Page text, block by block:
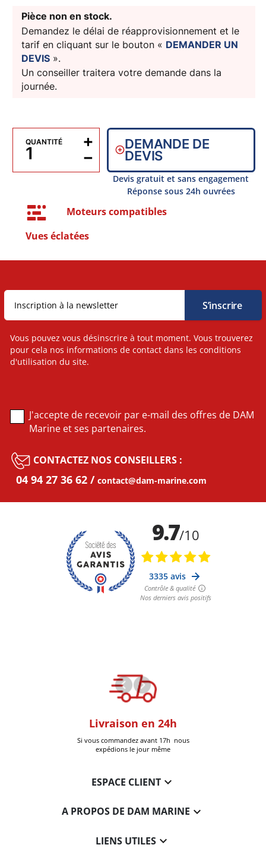
Pièce non en stock.
Demandez le délai de réapprovisionnement et le
tarif en cliquant sur le bouton « DEMANDER UN
DEVIS».
Un conseiller traitera votre demande dans la
journée.
QUANTITÉ
−
+ DEMANDE DE
DEVIS
Devis gratuit et sans engagement
Réponse sous 24h ouvrées
Moteurs compatibles
Vues éclatées
Livraison en 24h
Si vous commandez avant 17h nous
expédions le jour même
Vous pouvez vous désinscrire à tout moment. Vous trouverez
pour cela nos informations de contact dans les conditions
d'utilisation du site.
J'accepte de recevoir par e-mail des offres de DAM
Marine et ses partenaires.
CONTACTEZ NOS CONSEILLERS :
04 94 27 36 62 contact@dam-marine.com
ESPACE CLIENT
A PROPOS DE DAM MARINE 
LIENS UTILES 